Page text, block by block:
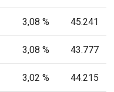
3,08 % 45.241
3,08 % 43.777
3,02 % 44.215